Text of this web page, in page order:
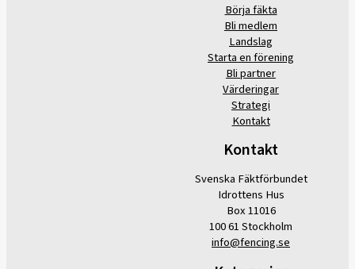
Börja fäkta
Bli medlem
Landslag
Starta en förening
Bli partner
Värderingar
Strategi
Kontakt
Kontakt
Svenska Fäktförbundet
Idrottens Hus
Box 11016
100 61 Stockholm
info@fencing.se